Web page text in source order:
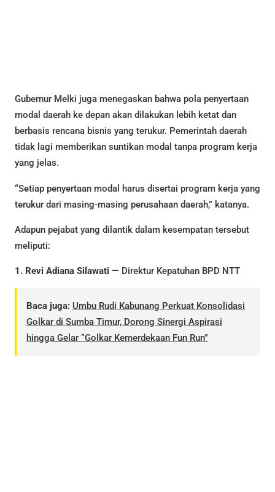
Gubernur Melki juga menegaskan bahwa pola penyertaan
modal daerah ke depan akan dilakukan lebih ketat dan
berbasis rencana bisnis yang terukur. Pemerintah daerah
tidak lagi memberikan suntikan modal tanpa program kerja
yang jelas.
“Setiap penyertaan modal harus disertai program kerja yang
terukur dari masing-masing perusahaan daerah,” katanya.
Adapun pejabat yang dilantik dalam kesempatan tersebut
meliputi:
1. Revi Adiana Silawati — Direktur Kepatuhan BPD NTT
Baca juga: Umbu Rudi Kabunang Perkuat Konsolidasi
Golkar di Sumba Timur, Dorong Sinergi Aspirasi
hingga Gelar “Golkar Kemerdekaan Fun Run”